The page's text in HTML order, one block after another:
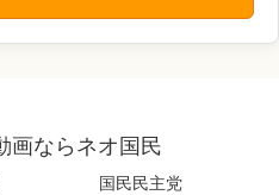
画ならネオ国民
国民民主党